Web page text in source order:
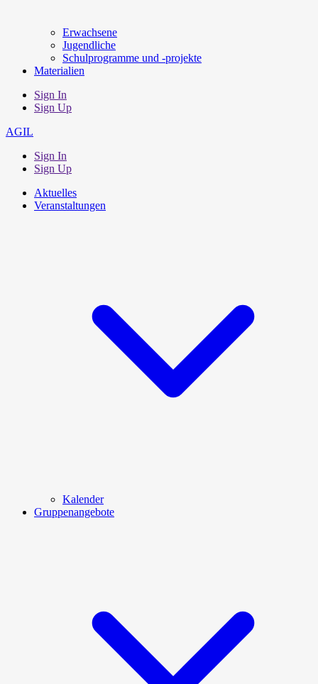
Erwachsene
Jugendliche
Schulprogramme und -projekte
Materialien
Sign In
Sign Up
AGIL
Sign In
Sign Up
Aktuelles
Veranstaltungen
Kalender
Gruppenangebote